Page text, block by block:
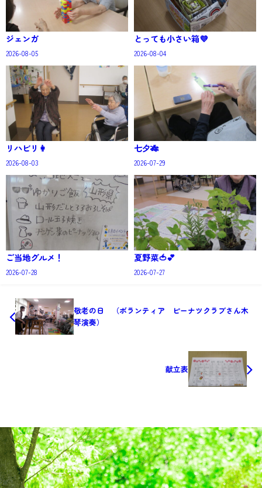
ジェンガ
2026-08-05
とっても小さい箱💜
2026-08-04
リハビリ👩
2026-08-03
七夕🎋
2026-07-29
ご当地グルメ！
2026-07-28
夏野菜🍅💕
2026-07-27
敬老の日 （ボランティア ピーナツクラブさん木
琴演奏）
献立表